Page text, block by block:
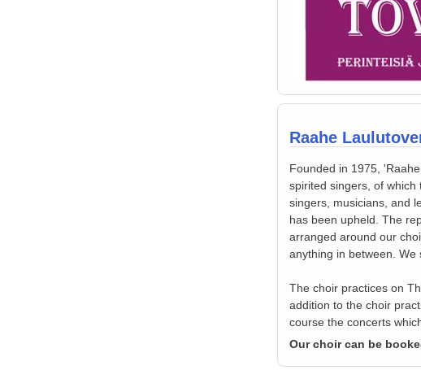
Raahe
Founded in 1975,
spirited singers, of
singers, musicians, and
has been upheld. The
arranged around our
anything in between. We
The choir practices on
addition to the choir
course the concerts
Our choir can be